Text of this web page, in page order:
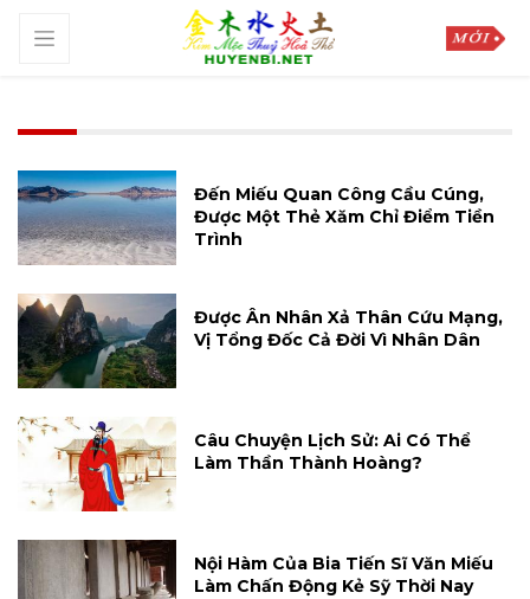
Đến Miếu Quan Công Cầu Cúng,
Được Một Thẻ Xăm Chỉ Điểm Tiền
Trình
Được Ân Nhân Xả Thân Cứu Mạng,
Vị Tổng Đốc Cả Đời Vì Nhân Dân
Câu Chuyện Lịch Sử: Ai Có Thể
Làm Thần Thành Hoàng?
Nội Hàm Của Bia Tiến Sĩ Văn Miếu
Làm Chấn Động Kẻ Sỹ Thời Nay